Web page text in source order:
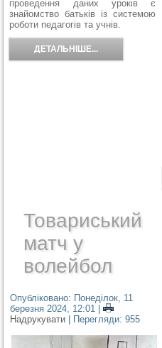
проведення даних уроків є
знайомство батьків із системою
роботи педагогів та учнів.
ДЕТАЛЬНІШЕ...
Товариський
матч у
волейбол
Опубліковано: Понеділок, 11
березня 2024, 12:01
|
Надрукувати
| Перегляди: 955